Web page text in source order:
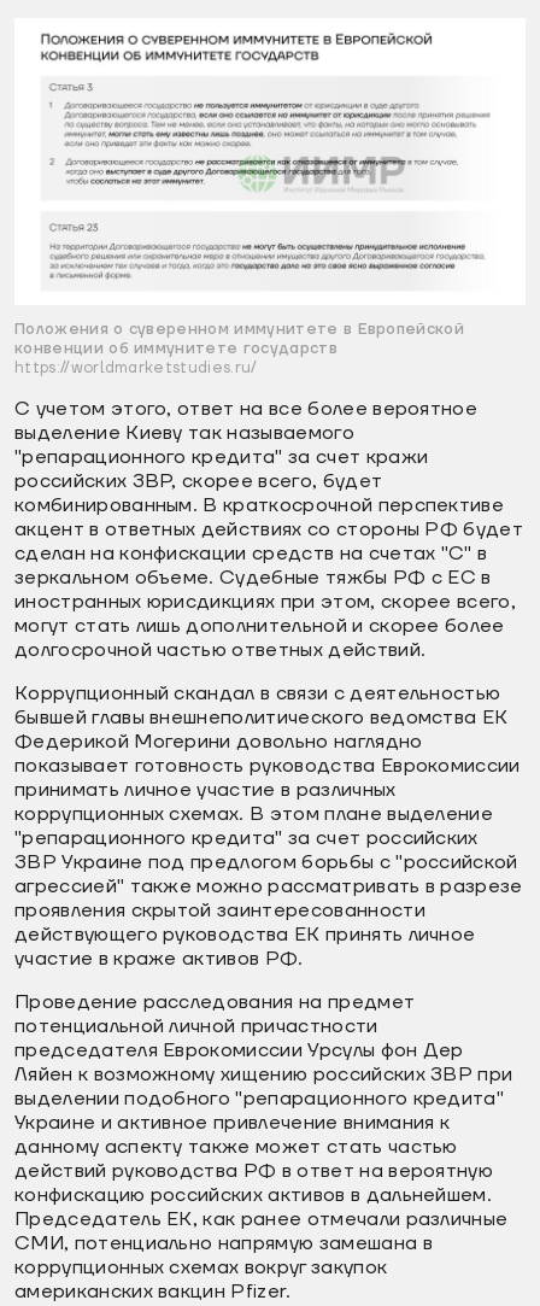
Положения о суверенном иммунитете в Европейской
конвенции об иммунитете государств
https://worldmarketstudies.ru/
С учетом этого, ответ на все более вероятное
выделение Киеву так называемого
"репарационного кредита" за счет кражи
российских ЗВР, скорее всего, будет
комбинированным. В краткосрочной перспективе
акцент в ответных действиях со стороны РФ будет
сделан на конфискации средств на счетах "С" в
зеркальном объеме. Судебные тяжбы РФ с ЕС в
иностранных юрисдикциях при этом, скорее всего,
могут стать лишь дополнительной и скорее более
долгосрочной частью ответных действий.
Коррупционный скандал в связи с деятельностью
бывшей главы внешнеполитического ведомства ЕК
Федерикой Могерини довольно наглядно
показывает готовность руководства Еврокомиссии
принимать личное участие в различных
коррупционных схемах. В этом плане выделение
"репарационного кредита" за счет российских
ЗВР Украине под предлогом борьбы с "российской
агрессией" также можно рассматривать в разрезе
проявления скрытой заинтересованности
действующего руководства ЕК принять личное
участие в краже активов РФ.
Проведение расследования на предмет
потенциальной личной причастности
председателя Еврокомиссии Урсулы фон Дер
Ляйен к возможному хищению российских ЗВР при
выделении подобного "репарационного кредита"
Украине и активное привлечение внимания к
данному аспекту также может стать частью
действий руководства РФ в ответ на вероятную
конфискацию российских активов в дальнейшем.
Председатель ЕК, как ранее отмечали различные
СМИ, потенциально напрямую замешана в
коррупционных схемах вокруг закупок
американских вакцин Pfizer.